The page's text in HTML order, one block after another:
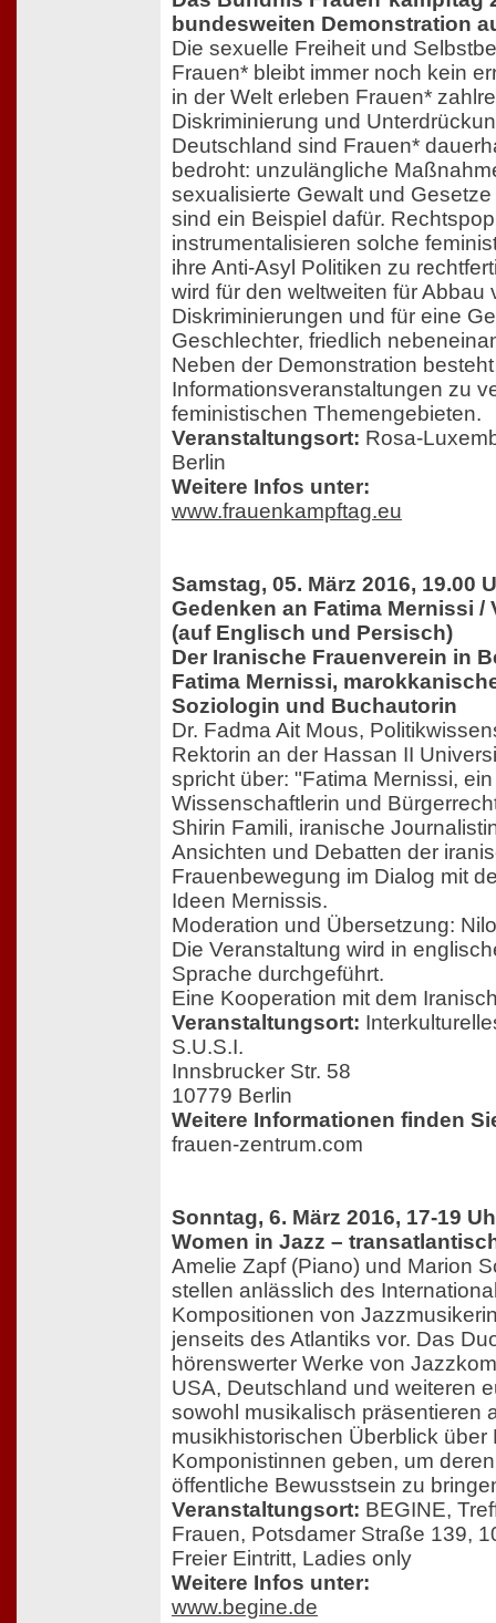
bundesweiten Demonstration
Die sexuelle Freiheit und
Frauen* bleibt immer noch kein
in der Welt erleben Frauen*
Diskriminierung und
Deutschland sind Frauen*
bedroht: unzulängliche
sexualisierte Gewalt und
sind ein Beispiel dafür.
instrumentalisieren solche
ihre Anti-Asyl Politiken zu
wird für den weltweiten für Abbau
Diskriminierungen und für eine
Geschlechter, friedlich
Neben der Demonstration
Informationsveranstaltungen zu
feministischen Themengebieten.
Veranstaltungsort: Rosa-
Berlin
Weitere Infos unter:
www.frauenkampftag.eu
Samstag, 05. März 2016, 19.00
Gedenken an Fatima Mernissi /
(auf Englisch und Persisch)
Der Iranische Frauenverein in
Fatima Mernissi,
Soziologin und Buchautorin
Dr. Fadma Ait Mous,
Rektorin an der Hassan II
spricht über: "Fatima Mernissi,
Wissenschaftlerin und
Shirin Famili, iranische
Ansichten und Debatten der
Frauenbewegung im Dialog mit
Ideen Mernissis.
Moderation und Übersetzung:
Die Veranstaltung wird in
Sprache durchgeführt.
Eine Kooperation mit dem
Veranstaltungsort:
S.U.S.I.
Innsbrucker Str. 58
10779 Berlin
Weitere Informationen finden
frauen-zentrum.com
Sonntag, 6. März 2016, 17-19
Women in Jazz –
Amelie Zapf (Piano) und Marion
stellen anlässlich des
Kompositionen von
jenseits des Atlantiks vor. Das
hörenswerter Werke von
USA, Deutschland und weiteren
sowohl musikalisch präsentieren
musikhistorischen Überblick über
Komponistinnen geben, um
öffentliche Bewusstsein zu
Veranstaltungsort: BEGINE,
Frauen, Potsdamer Straße 139,
Freier Eintritt, Ladies only
Weitere Infos unter:
www.begine.de